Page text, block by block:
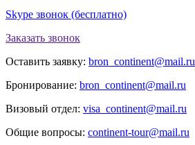
Skype звонок (бесплатно)
Заказать звонок
Оставить заявку: bron_continent@mail.ru
Бронирование: bron_continent@mail.ru
Визовый отдел: visa_continent@mail.ru
Общие вопросы: continent-tour@mail.ru